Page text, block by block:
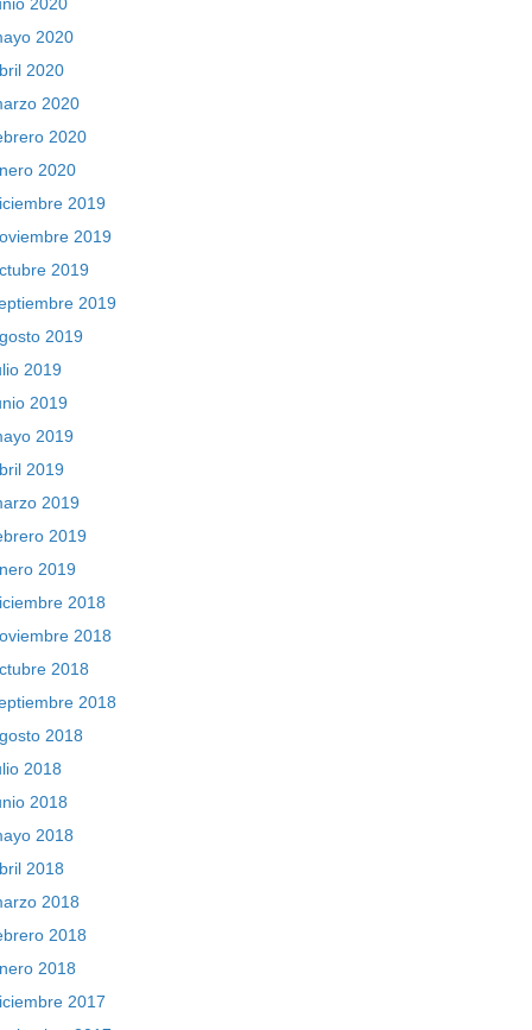
2020
2020
2020
2020
2020
2019
2019
2019
2019
2019
2019
2019
2019
2019
2019
2019
2019
2018
2018
2018
2018
2018
2018
2018
2018
2018
2018
2018
2018
2017